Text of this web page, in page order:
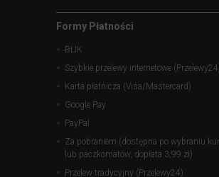
Formy Płatności
BLIK
Szybkie przelewy internetowe
Karta płatnicza (Visa/Mastercard)
Google Pay
PayPal
Za pobraniem (dostępna po wybraniu
lub paczkomatów, dopłata 3,99 zł)
Przelew tradycyjny (Przelewy24)